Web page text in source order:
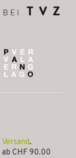
Versand.
CHF 90.00